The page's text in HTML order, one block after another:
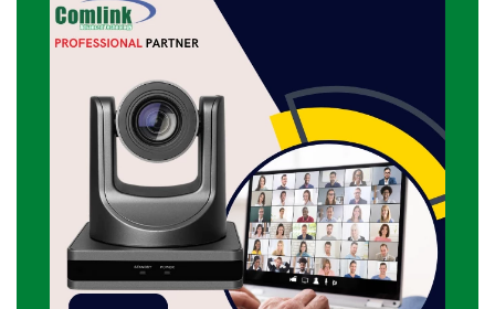
Hiệu suất âm thanh xuất sắc